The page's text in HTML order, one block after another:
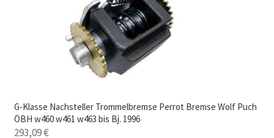
G-Klasse Nachsteller Trommelbremse Perrot Bremse Wolf Puch
ÖBH w460 w461 w463 bis Bj. 1996
293,09€